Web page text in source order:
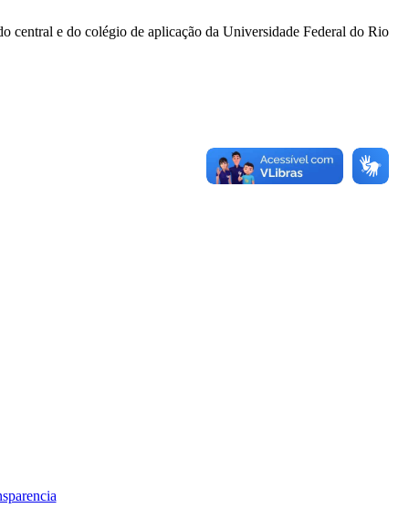
central e do colégio de aplicação da Universidade Federal do Rio